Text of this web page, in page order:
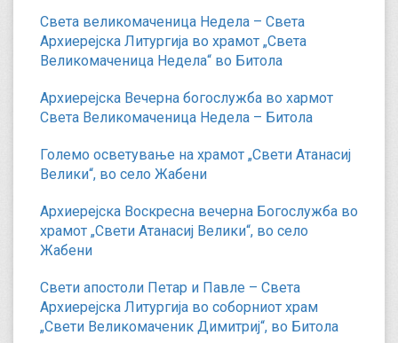
Света великомаченица Недела – Света
Архиерејска Литургија во храмот „Света
Великомаченица Недела“ во Битола
Архиерејска Вечерна богослужба во хармот
Света Великомаченица Недела – Битола
Големо осветување на храмот „Свети Атанасиј
Велики“, во село Жабени
Архиерејска Воскресна вечерна Богослужба во
храмот „Свети Атанасиј Велики“, во село
Жабени
Свети апостоли Петар и Павле – Света
Архиерејска Литургија во соборниот храм
„Свети Великомаченик Димитриј“, во Битола